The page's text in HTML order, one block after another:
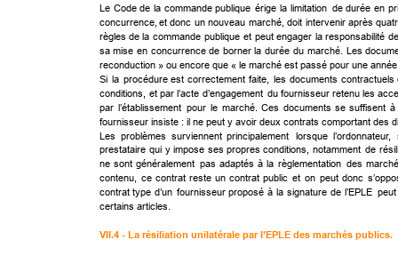
Le Code de la commande publique érige la limitation de durée en
concurrence, et donc un nouveau marché, doit intervenir après
règles de la commande publique et peut engager la responsabilité
sa mise en concurrence de borner la durée du marché. Les
reconduction » ou encore que « le marché est passé pour une
Si la procédure est correctement faite, les documents contractuels
conditions, et par l’acte d’engagement du fournisseur retenu les
par l’établissement pour le marché. Ces documents se suffisent à
fournisseur insiste : il ne peut y avoir deux contrats comportant des
Les problèmes surviennent principalement lorsque l’ordonnateur,
prestataire qui y impose ses propres conditions, notamment de
ne sont généralement pas adaptés à la règlementation des
contenu, ce contrat reste un contrat public et on peut donc
contrat type d’un fournisseur proposé à la signature de l’EPLE peut
certains articles.
VII.4 - La résiliation unilatérale par l’EPLE des marchés publics.